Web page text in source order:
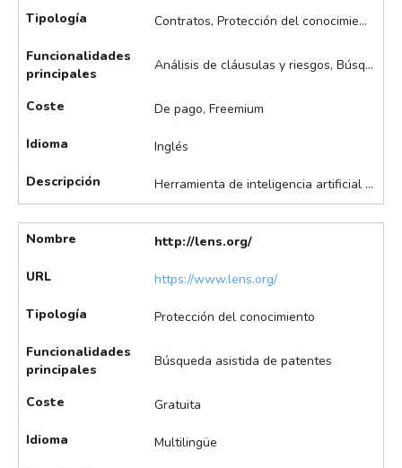
Tipología Contratos, Protección del conocimiento
Funcionalidades
principales
Análisis de cláusulas y riesgos, Búsqueda y análisis de litigios IP, Búsqueda y comparación asistida de marcas visuales, Comparación de documentos, Redacción de documentos, Resumen de documentos, Seguimiento de aprobaciones y firmas
Coste De pago, Freemium
Idioma Inglés
Descripción Herramienta de inteligencia artificial enfocada en la redacción, revisión y análisis de contratos legales, incluidos los de IP. Se puede integrar con Microsoft Word con y destaca en la redacción y revisión automática de contratos (ejemplo: Generación de borradores, revisión de cláusulas y sugerencias de mejora basadas en inteligencia artificial), el análisis de riesgos, con la identificación de cláusulas potencialmente problemáticas y sugerencias para mitigar potenciales problemas, y la extracción de datos y comparación de documentos.
Nombre http://lens.org/
URL https://www.lens.org/
Tipología Protección del conocimiento
Funcionalidades
principales
Búsqueda asistida de patentes
Coste Gratuita
Idioma Multilingüe